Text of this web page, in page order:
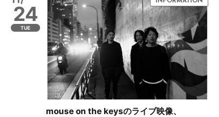
24
TUE
mouse on the keysのライブ映像、